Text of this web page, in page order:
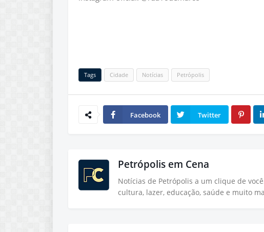
Tags Cidade Notícias Petrópolis
Facebook Twitter
Petrópolis em Cena
Notícias de Petrópolis a um clique de
cultura, lazer, educação, saúde e muito